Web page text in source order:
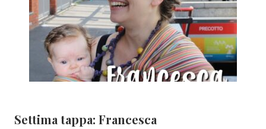
Settima tappa: Francesca